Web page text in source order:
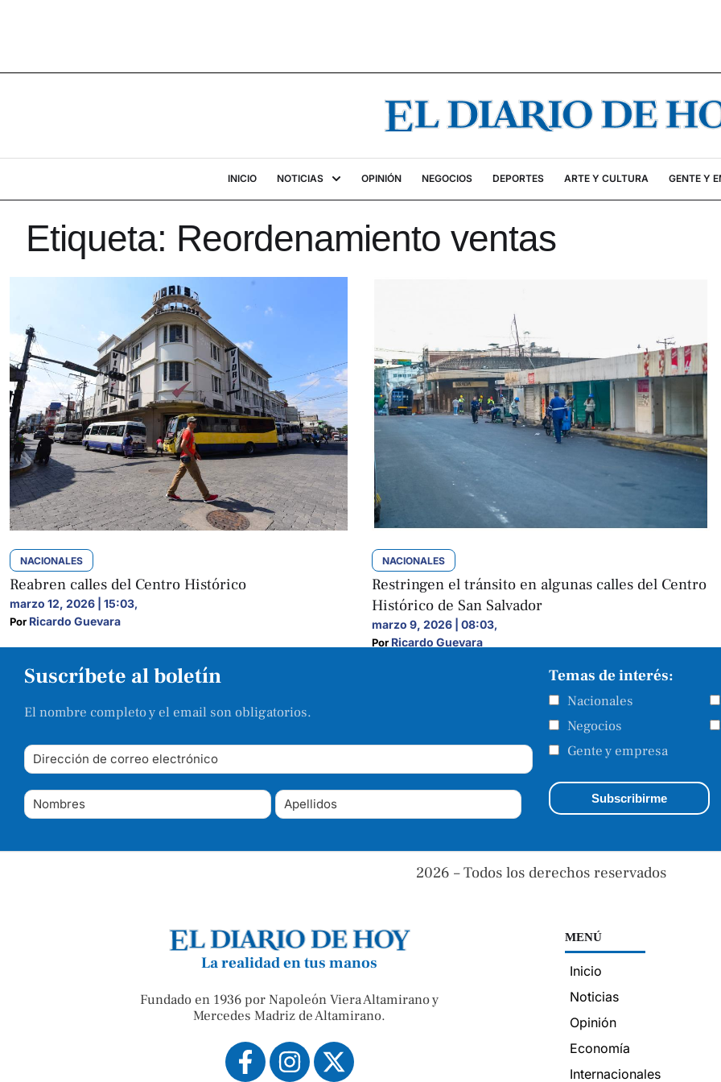
INICIO NOTICIAS OPINIÓN NEGOCIOS DEPORTES ARTE Y CULTURA GENTE Y
Etiqueta: Reordenamiento ventas
NACIONALES
Reabren calles del Centro Histórico
marzo 12, 2026 | 15:03,
Por Ricardo Guevara
NACIONALES
Restringen el tránsito en algunas calles del Centro
Histórico de San Salvador
marzo 9, 2026 | 08:03,
Por Ricardo Guevara
Suscríbete al boletín
El nombre completo y el email son obligatorios.
Temas de interés:
Nacionales
Negocios
Gente y empresa
2026 – Todos los derechos reservados
La realidad en tus manos
Fundado en 1936 por Napoleón Viera Altamirano y
Mercedes Madriz de Altamirano.
MENÚ
Inicio
Noticias
Opinión
Economía
Internacionales